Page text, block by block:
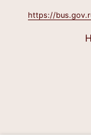
https://